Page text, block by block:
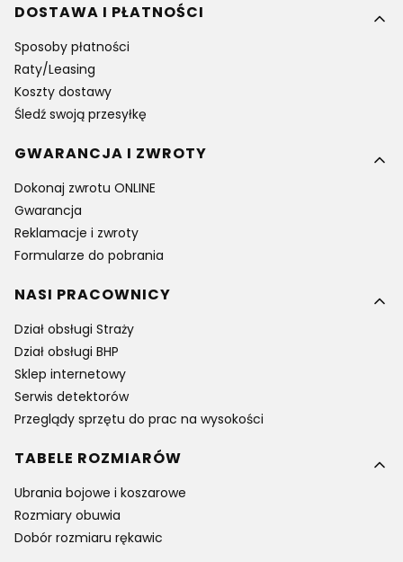
DOSTAWA I PŁATNOŚCI
Sposoby płatności
Raty/Leasing
Koszty dostawy
Śledź swoją przesyłkę
GWARANCJA I ZWROTY
Dokonaj zwrotu ONLINE
Gwarancja
Reklamacje i zwroty
Formularze do pobrania
NASI PRACOWNICY
Dział obsługi Straży
Dział obsługi BHP
Sklep internetowy
Serwis detektorów
Przeglądy sprzętu do prac na wysokości
TABELE ROZMIARÓW
Ubrania bojowe i koszarowe
Rozmiary obuwia
Dobór rozmiaru rękawic